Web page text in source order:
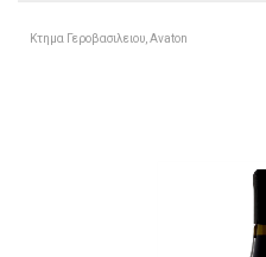
Κτημα Γεροβασιλειου, Avaton